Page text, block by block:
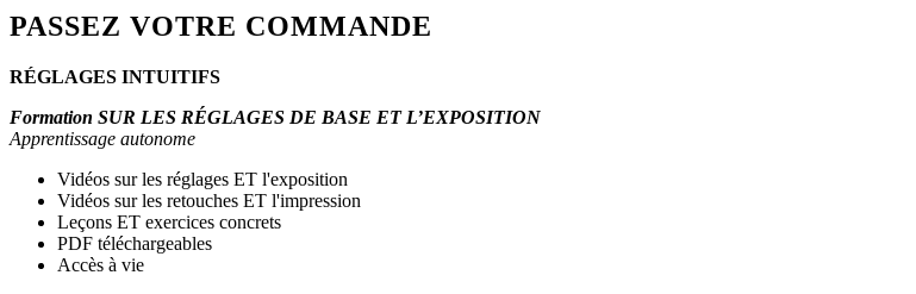
PASSEZ VOTRE COMMANDE
RÉGLAGES INTUITIFS
Formation SUR LES RÉGLAGES DE BASE ET L’EXPOSITION
Apprentissage autonome
Vidéos sur les réglages ET l'exposition
Vidéos sur les retouches ET l'impression
Leçons ET exercices concrets
PDF téléchargeables
Accès à vie